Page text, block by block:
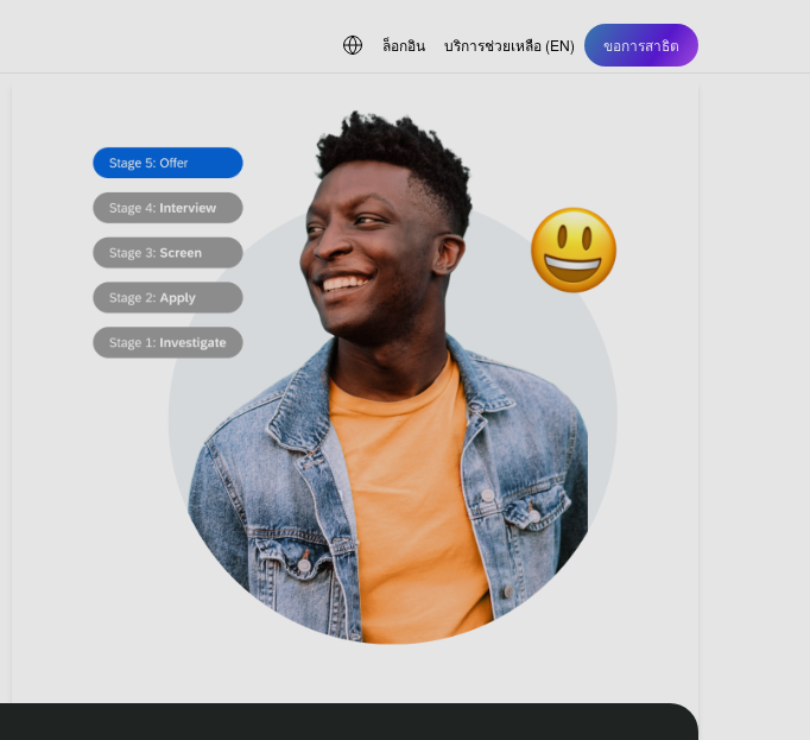
ล็อกอิน บริการช่วยเหลือ (EN) ขอการสาธิต